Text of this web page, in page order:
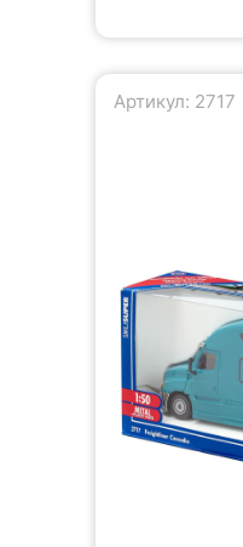
Артикул: 2717